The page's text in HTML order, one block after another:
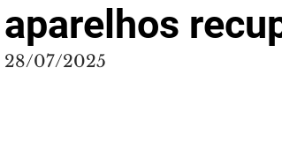
aparelhos
28/07/2025